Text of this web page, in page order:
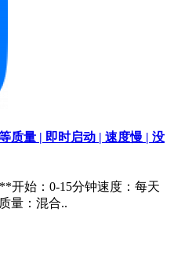
质量 | 即时启动 | 速度慢 | 没
开始：0-15分钟速度：每天
量：混合..